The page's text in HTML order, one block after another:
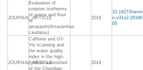
JOURNAL_ARTICLE
Evaluation of
sorption isotherms
of grains and flour
of
amaranth(Amaranthus
caudatus)
2019
10.18273/revio
n.v31n2-20180
05
JOURNAL_ARTICLE
Caffeine and UV-
Vis scanning and
the water quality
index in the high-
Andean watershed
of the Chumbao
2019